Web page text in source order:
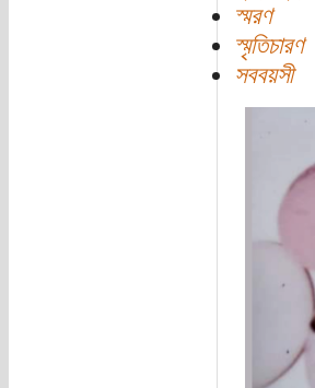
স্মরণ
স্মৃতিচারণ
সববয়সী